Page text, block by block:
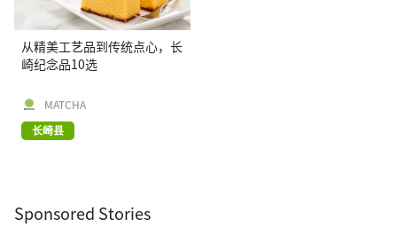
从精美工艺品到传统点心，长
崎纪念品10选
MATCHA
长崎县
Sponsored Stories